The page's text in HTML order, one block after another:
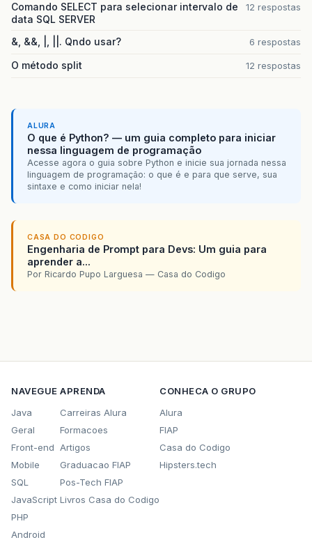
Comando SELECT para selecionar intervalo de
data SQL SERVER
12 respostas
&, &&, |, ||. Qndo usar? 6 respostas
O método split 12 respostas
ALURA
O que é Python? — um guia completo para iniciar
nessa linguagem de programação
Acesse agora o guia sobre Python e inicie sua jornada nessa
linguagem de programação: o que é e para que serve, sua
sintaxe e como iniciar nela!
CASA DO CODIGO
Engenharia de Prompt para Devs: Um guia para
aprender a...
Por Ricardo Pupo Larguesa — Casa do Codigo
NAVEGUE
Java
Geral
Front-end
Mobile
SQL
JavaScript
PHP
Android
APRENDA
Carreiras Alura
Formacoes
Artigos
Graduacao FIAP
Pos-Tech FIAP
Livros Casa do Codigo
CONHECA O GRUPO
Alura
FIAP
Casa do Codigo
Hipsters.tech